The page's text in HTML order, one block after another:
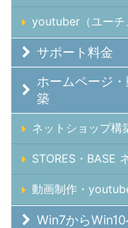
youtuber（ユーチ
サポート料金
ホームページ
築
ネットショップ構
STORES・BASE
動画制作・
Win7から